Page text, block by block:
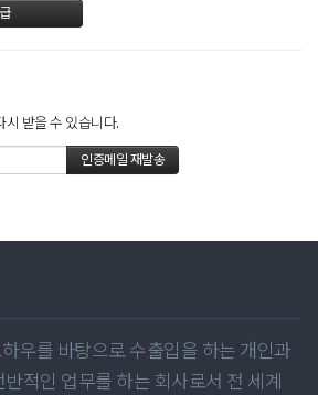
시 받을 수 있습니다.
우를 바탕으로 수출입을 하는 개인과
적인 업무를 하는 회사로서 전 세계